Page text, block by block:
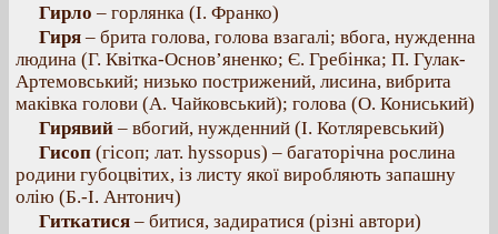
Гирло – горлянка (І. Франко)
Гиря – брита голова, голова взагалі; вбога, нужденна
людина (Г. Квітка-Основ’яненко; Є. Гребінка; П. Гулак-
Артемовський; низько пострижений, лисина, вибрита
маківка голови (А. Чайковський); голова (О. Кониський)
Гирявий – вбогий, нужденний (І. Котляревський)
Гисоп (гісоп; лат. hyssopus) – багаторічна рослина
родини губоцвітих, із листу якої виробляють запашну
олію (Б.-І. Антонич)
Гиткатися – битися, задиратися (різні автори)